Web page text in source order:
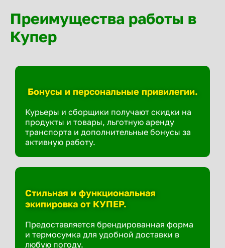
Преимущества работы в
Купер
Бонусы и персональные привилегии.
Курьеры и сборщики получают скидки на
продукты и товары, льготную аренду
транспорта и дополнительные бонусы за
активную работу.
Стильная и функциональная
экипировка от КУПЕР.
Предоставляется брендированная форма
и термосумка для удобной доставки в
любую погоду.